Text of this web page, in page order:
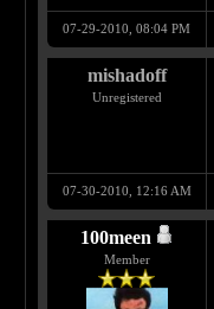
07-29-2010, 08:04 PM
mishadoff
Unregistered
07-30-2010, 12:16 AM
100meen
Member